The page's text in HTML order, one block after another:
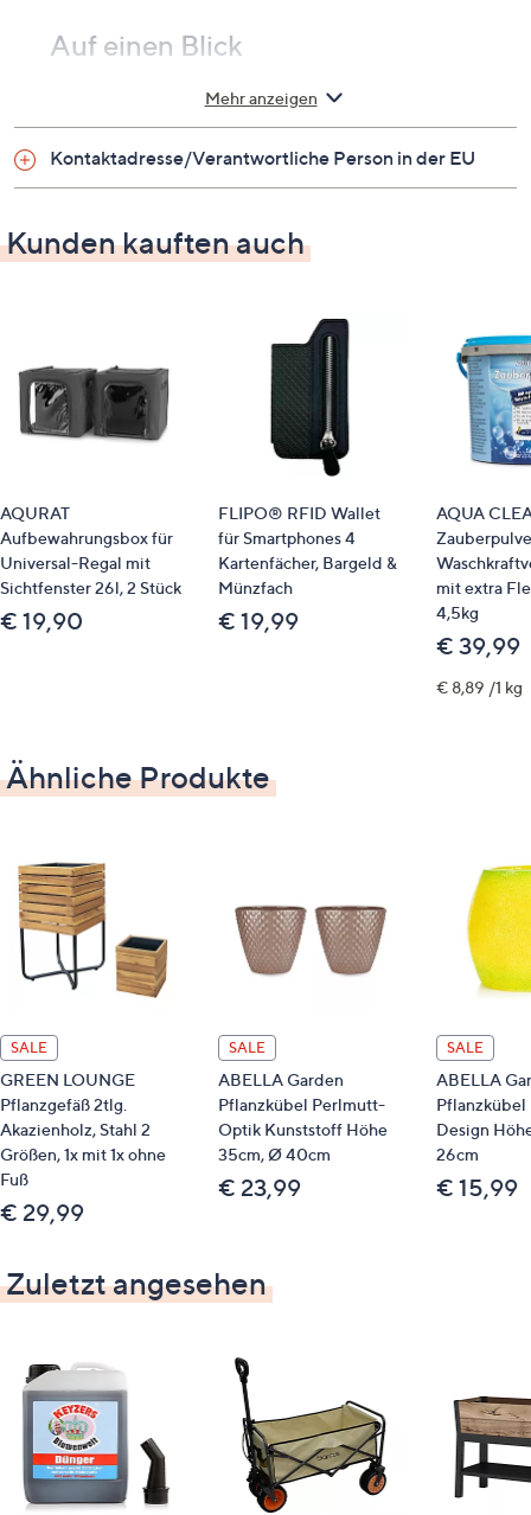
Auf einen Blick
unifarbenes Design
praktischen Set mit zwei Größen
Maße
1 Übertopf: 11 cm Durchmesser, 11,5 cm Höhe
2 Übertopf: 13 cm Durchmesser, 13,5 cm Höhe
Keramik
Pflege
Mehr anzeigen
Kontaktadresse/Verantwortliche Person in der EU
Kunden kauften auch
AQURAT
Aufbewahrungsbox für
Universal-Regal mit
Sichtfenster 26l, 2 Stück
€ 19,90
FLIPO® RFID Wallet
für Smartphones 4
Kartenfächer, Bargeld &
Münzfach
€ 19,99
AQUA
mit extra
4,5kg
€ 39,99
€ 8,89 /1 kg
Ähnliche Produkte
SALE
GREEN LOUNGE
Pflanzgefäß 2tlg.
Akazienholz, Stahl 2
Größen, 1x mit 1x ohne
Fuß
€ 29,99
SALE
ABELLA Garden
Pflanzkübel Perlmutt-
Optik Kunststoff Höhe
35cm, Ø 40cm
€ 23,99
SALE
ABELLA
Design
26cm
€ 15,99
Zuletzt angesehen